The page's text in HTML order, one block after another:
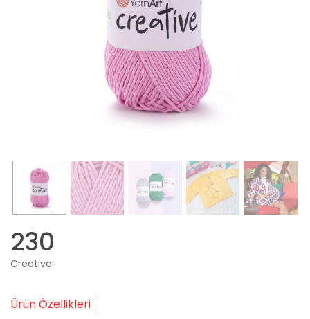
230
Creative
Ürün Özellikleri